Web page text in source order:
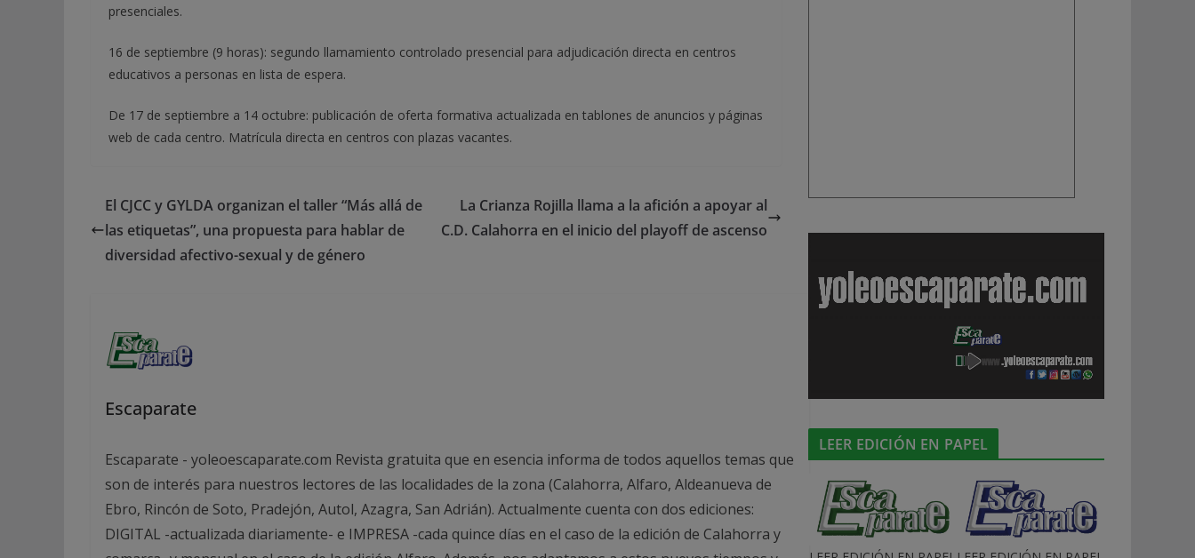
presenciales.
16 de septiembre (9 horas): segundo llamamiento controlado presencial para adjudicación directa en centros
educativos a personas en lista de espera.
De 17 de septiembre a 14 octubre: publicación de oferta formativa actualizada en tablones de anuncios y páginas
web de cada centro. Matrícula directa en centros con plazas vacantes.
El CJCC y GYLDA organizan el taller “Más allá de
las etiquetas”, una propuesta para hablar de
diversidad afectivo-sexual y de género
La Crianza Rojilla llama a la afición a apoyar al
C.D. Calahorra en el inicio del playoff de ascenso
Escaparate
Escaparate - yoleoescaparate.com Revista gratuita que en esencia informa de todos aquellos temas que
son de interés para nuestros lectores de las localidades de la zona (Calahorra, Alfaro, Aldeanueva de
Ebro, Rincón de Soto, Pradejón, Autol, Azagra, San Adrián). Actualmente cuenta con dos ediciones:
DIGITAL -actualizada diariamente- e IMPRESA -cada quince días en el caso de la edición de Calahorra y
LEER EDICIÓN EN PAPEL